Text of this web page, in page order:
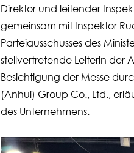
Direktor und leitender
gemeinsam mit Inspektor
Parteiausschusses des
stellvertretende Leiterin der
Besichtigung der Messe
(Anhui) Group Co., Ltd.,
des Unternehmens.